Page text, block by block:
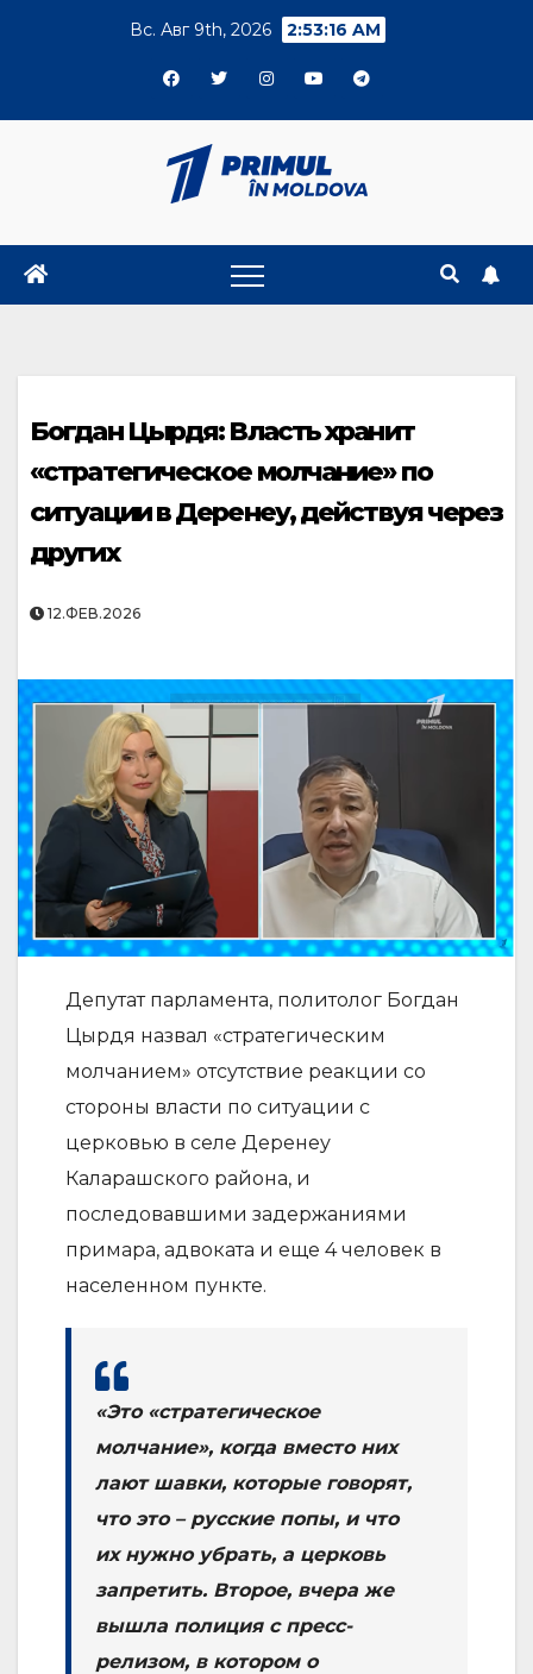
Вс. Авг 9th, 2026 2:53:17 AM
Богдан Цырдя: Власть хранит
«стратегическое молчание» по
ситуации в Деренеу, действуя через
других
12.ФЕВ.2026
Депутат парламента, политолог Богдан
Цырдя назвал «стратегическим
молчанием» отсутствие реакции со
стороны власти по ситуации с
церковью в селе Деренеу
Каларашского района, и
последовавшими задержаниями
примара, адвоката и еще 4 человек в
населенном пункте.
«Это «стратегическое
молчание», когда вместо них
лают шавки, которые говорят,
что это – русские попы, и что
их нужно убрать, а церковь
запретить. Второе, вчера же
вышла полиция с пресс-
релизом, в котором о